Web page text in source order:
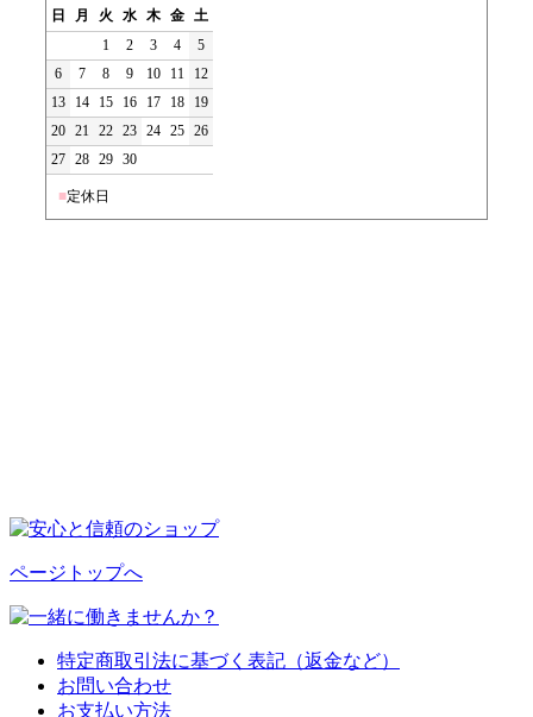
日
月 火 水 木 金
土
1
2 3 4
5
6
7 8 9 10 11
12
13
14 15 16 17 18
19
20 21 22 23 24 25 26
27 28 29 30
■定休日
ページトップへ
特定商取引法に基づく表記（返金など）
お問い合わせ
お支払い方法